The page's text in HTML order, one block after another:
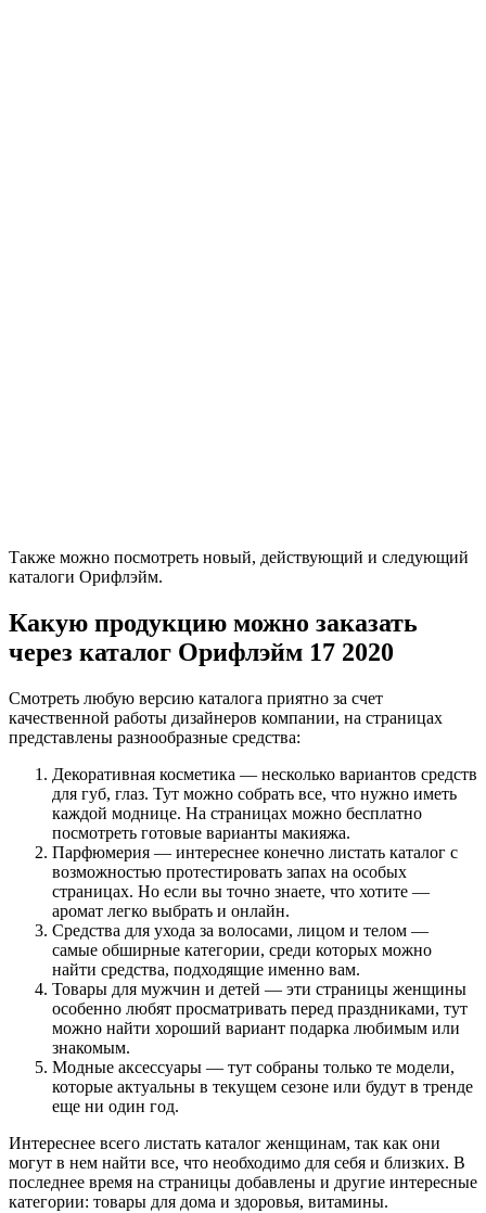
Также можно посмотреть новый, действующий и следующий
каталоги Орифлэйм.
Какую продукцию можно заказать
через каталог Орифлэйм 17 2020
Смотреть любую версию каталога приятно за счет
качественной работы дизайнеров компании, на страницах
представлены разнообразные средства:
Декоративная косметика — несколько вариантов средств
для губ, глаз. Тут можно собрать все, что нужно иметь
каждой моднице. На страницах можно бесплатно
посмотреть готовые варианты макияжа.
Парфюмерия — интереснее конечно листать каталог с
возможностью протестировать запах на особых
страницах. Но если вы точно знаете, что хотите —
аромат легко выбрать и онлайн.
Средства для ухода за волосами, лицом и телом —
самые обширные категории, среди которых можно
найти средства, подходящие именно вам.
Товары для мужчин и детей — эти страницы женщины
особенно любят просматривать перед праздниками, тут
можно найти хороший вариант подарка любимым или
знакомым.
Модные аксессуары — тут собраны только те модели,
которые актуальны в текущем сезоне или будут в тренде
еще ни один год.
Интереснее всего листать каталог женщинам, так как они
могут в нем найти все, что необходимо для себя и близких. В
последнее время на страницы добавлены и другие интересные
категории: товары для дома и здоровья, витамины.